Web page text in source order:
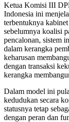
Ketua Komisi III
Indonesia ini
terbentuknya
sebelumnya koalisi
pencalonan, sistem
dalam kerangka
keharusan
dengan transaksi
kerangka
Dalam model ini
kedudukan secara
statusnya tetap
dengan peran dan